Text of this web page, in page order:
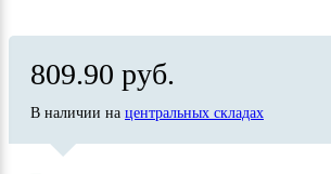
809.90 руб.
В наличии на центральных складах